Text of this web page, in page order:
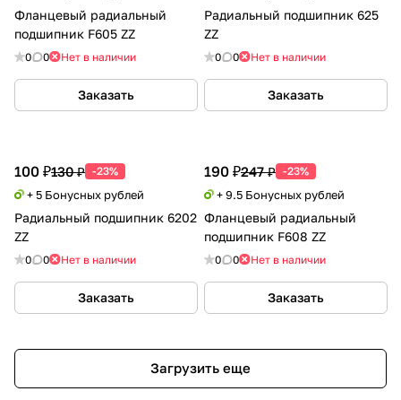
Фланцевый радиальный
подшипник F605 ZZ
0 0 Нет в наличии
Заказать
Радиальный подшипник 625
ZZ
0 0 Нет в наличии
Заказать
100 ₽130 ₽ -23%
+ 5 Бонусных рублей
Радиальный подшипник 6202
ZZ
0 0 Нет в наличии
Заказать
190 ₽247 ₽ -23%
+ 9.5 Бонусных рублей
Фланцевый радиальный
подшипник F608 ZZ
0 0 Нет в наличии
Заказать
Загрузить еще